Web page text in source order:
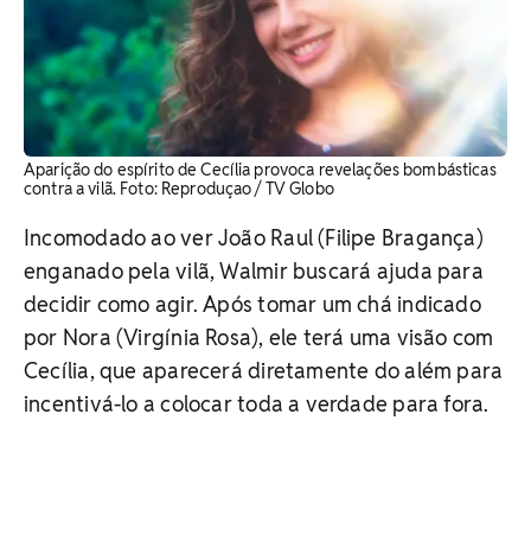
Aparição do espírito de Cecília provoca revelações bombásticas
contra a vilã. Foto: Reproduçao / TV Globo
Incomodado ao ver João Raul (Filipe Bragança)
enganado pela vilã, Walmir buscará ajuda para
decidir como agir. Após tomar um chá indicado
por Nora (Virgínia Rosa), ele terá uma visão com
Cecília, que aparecerá diretamente do além para
incentivá-lo a colocar toda a verdade para fora.